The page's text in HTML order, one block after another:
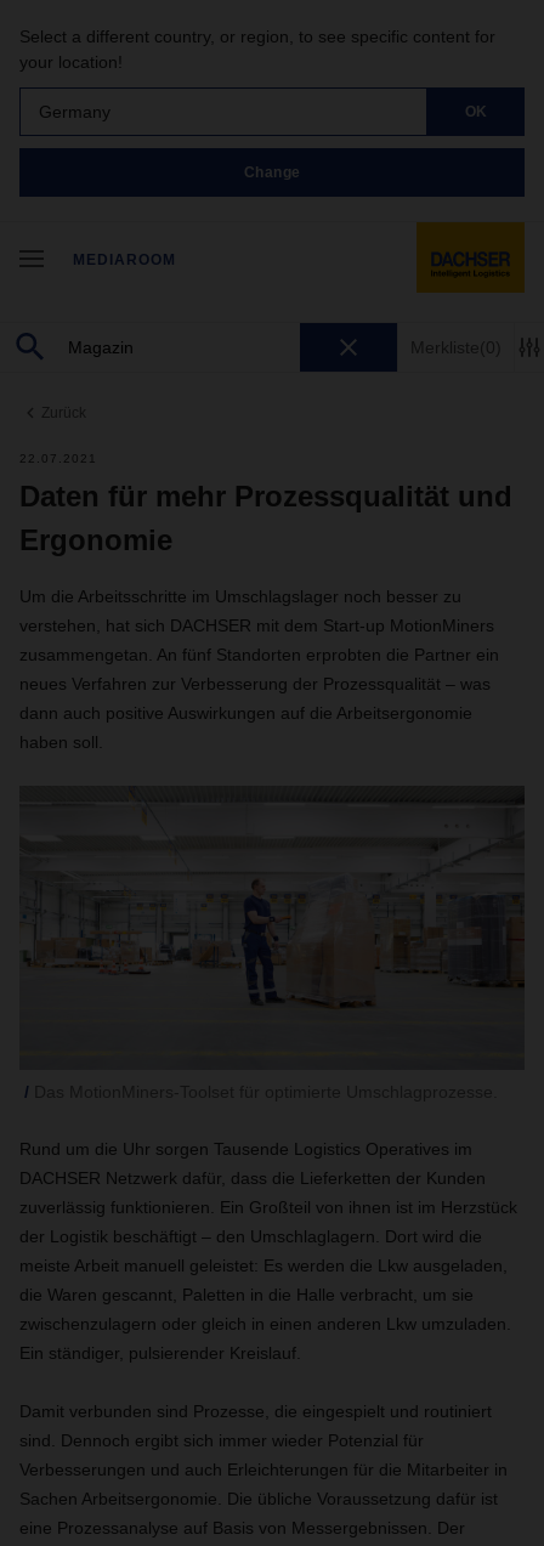
Select a different country, or region, to see specific content for
your location!
Germany OK
Change
MEDIAROOM
Merkliste(0)
Zurück
22.07.2021
Daten für mehr Prozessqualität und
Ergonomie
Um die Arbeitsschritte im Umschlagslager noch besser zu
verstehen, hat sich DACHSER mit dem Start-up MotionMiners
zusammengetan. An fünf Standorten erprobten die Partner ein
neues Verfahren zur Verbesserung der Prozessqualität – was
dann auch positive Auswirkungen auf die Arbeitsergonomie
haben soll.
Rund um die Uhr sorgen Tausende Logistics Operatives im
DACHSER Netzwerk dafür, dass die Lieferketten der Kunden
zuverlässig funktionieren. Ein Großteil von ihnen ist im Herzstück
der Logistik beschäftigt – den Umschlaglagern. Dort wird die
meiste Arbeit manuell geleistet: Es werden die Lkw ausgeladen,
die Waren gescannt, Paletten in die Halle verbracht, um sie
zwischenzulagern oder gleich in einen anderen Lkw umzuladen.
Ein ständiger, pulsierender Kreislauf.
Damit verbunden sind Prozesse, die eingespielt und routiniert
sind. Dennoch ergibt sich immer wieder Potenzial für
Verbesserungen und auch Erleichterungen für die Mitarbeiter in
Sachen Arbeitsergonomie. Die übliche Voraussetzung dafür ist
eine Prozessanalyse auf Basis von Messergebnissen. Der